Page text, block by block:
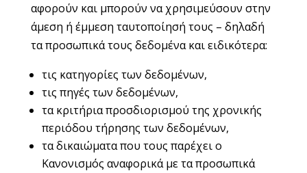
αφορούν και μπορούν να χρησιμεύσουν στην
άμεση ή έμμεση ταυτοποίησή τους – δηλαδή
τα προσωπικά τους δεδομένα και ειδικότερα:
τις κατηγορίες των δεδομένων,
τις πηγές των δεδομένων,
τα κριτήρια προσδιορισμού της χρονικής
περιόδου τήρησης των δεδομένων,
τα δικαιώματα που τους παρέχει ο
Κανονισμός αναφορικά με τα προσωπικά